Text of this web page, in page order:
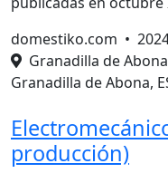
domestiko.com •
Granadilla de
Granadilla de Abona,
producción)